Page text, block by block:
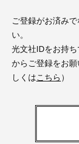
ご登録がお済み
い。
光文社IDをお持
からご登録をお
しくはこちら ）